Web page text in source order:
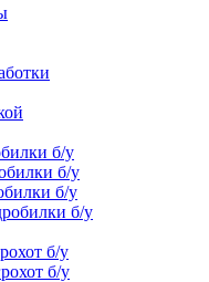
б/у
б/у
б/у
б/у
б/у
б/у